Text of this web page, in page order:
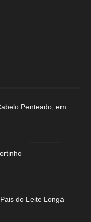
Penteado, em
do Leite Longá